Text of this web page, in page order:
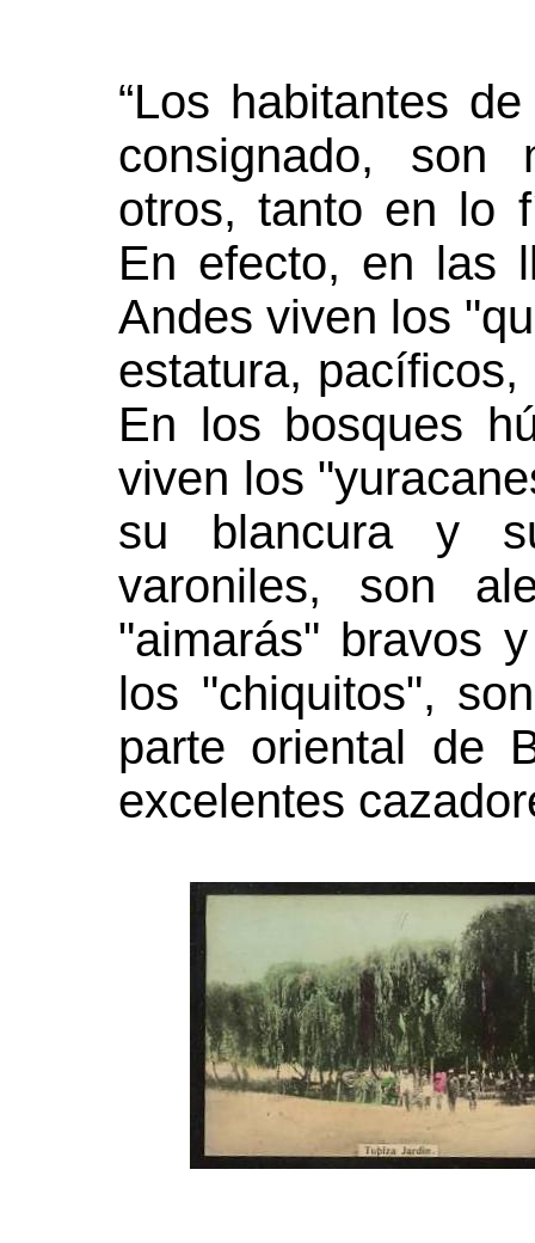
“Los habitantes
consignado, son
otros, tanto en lo
En efecto, en las
Andes viven los
estatura,
En los bosques
viven los
su blancura y
varoniles, son
"aimarás" bravos
los "chiquitos",
parte oriental de
excelentes